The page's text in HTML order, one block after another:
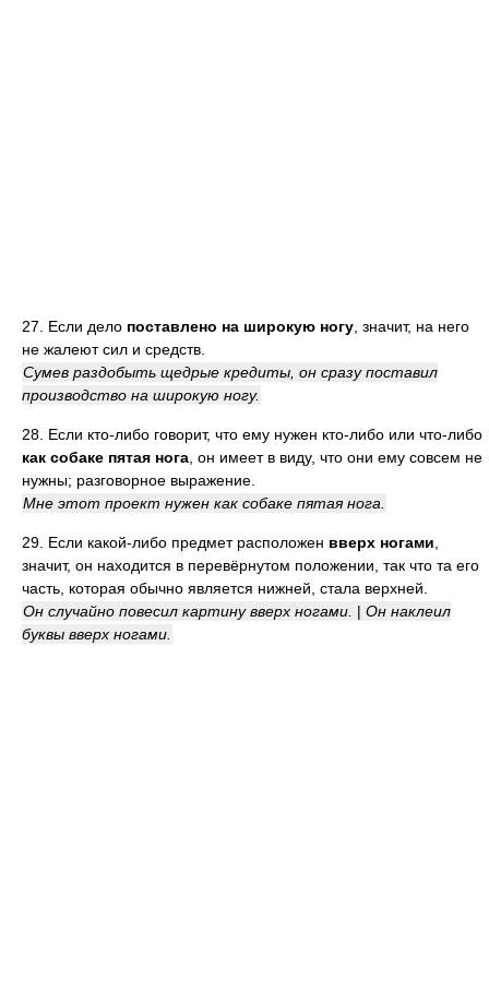
27. Если дело поставлено на широкую ногу , значит, на него
не жалеют сил и средств.
Сумев раздобыть щедрые кредиты, он сразу поставил
производство на широкую ногу.
28. Если кто-либо говорит, что ему нужен кто-либо или что-либо
как собаке пятая нога , он имеет в виду, что они ему совсем не
нужны; разговорное выражение.
Мне этот проект нужен как собаке пятая нога.
29. Если какой-либо предмет расположен вверх ногами
значит, он находится в перевёрнутом положении, так что та его
часть, которая обычно является нижней, стала верхней.
Он случайно повесил картину вверх ногами. | Он наклеил
буквы вверх ногами.